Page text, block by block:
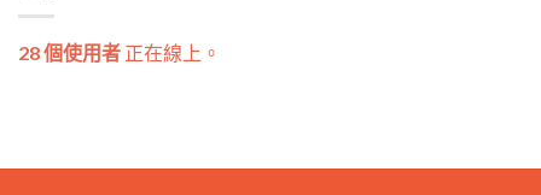
28 個使用者 正在線上。